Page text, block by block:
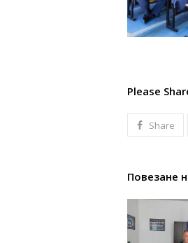
Please
Share
Повезане